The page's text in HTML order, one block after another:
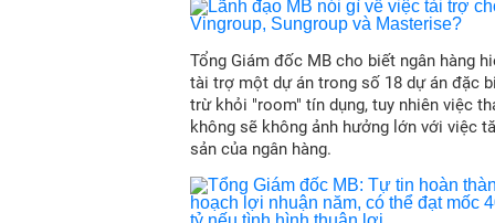
Tổng Giám đốc MB cho biết ngân hàng
tài trợ một dự án trong số 18 dự án đặc
trừ khỏi "room" tín dụng, tuy nhiên việc
không sẽ không ảnh hưởng lớn với việc
sản của ngân hàng.